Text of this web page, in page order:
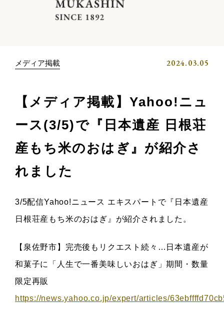
メディア掲載 2024.03.05
【メディア掲載】Yahoo!ニュ
ース(3/5)で『日本遺産 日根荘
産もち米のおはぎ』が紹介さ
れました
3/5配信Yahoo!ニュース エキスパートで『日本遺産
日根荘産もち米のおはぎ』が紹介されました。
【泉佐野市】完売後もリクエスト続々…日本遺産が
和菓子に「人生で一番美味しいおはぎ」期間・数量
限定再販
https://news.yahoo.co.jp/expert/articles/